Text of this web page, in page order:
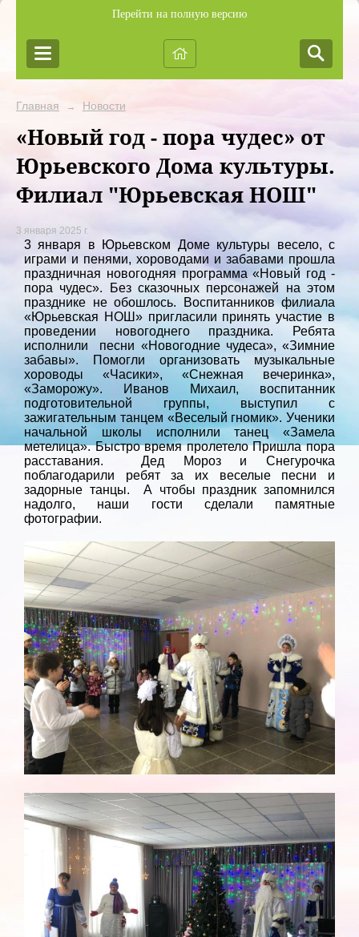
Перейти на полную версию
Главная → Новости
«Новый год - пора чудес» от
Юрьевского Дома культуры.
Филиал "Юрьевская НОШ"
3 января 2025 г.
3 января в Юрьевском Доме культуры весело, с
играми и пенями, хороводами и забавами прошла
праздничная новогодняя программа «Новый год -
пора чудес». Без сказочных персонажей на этом
празднике не обошлось. Воспитанников филиала
«Юрьевская НОШ» пригласили принять участие в
проведении новогоднего праздника. Ребята
исполнили песни «Новогодние чудеса», «Зимние
забавы». Помогли организовать музыкальные
хороводы «Часики», «Снежная вечеринка»,
«Заморожу». Иванов Михаил, воспитанник
подготовительной группы, выступил с
зажигательным танцем «Веселый гномик». Ученики
начальной школы исполнили танец «Замела
метелица». Быстро время пролетело Пришла пора
расставания. Дед Мороз и Снегурочка
поблагодарили ребят за их веселые песни и
задорные танцы. А чтобы праздник запомнился
надолго, наши гости сделали памятные
фотографии.